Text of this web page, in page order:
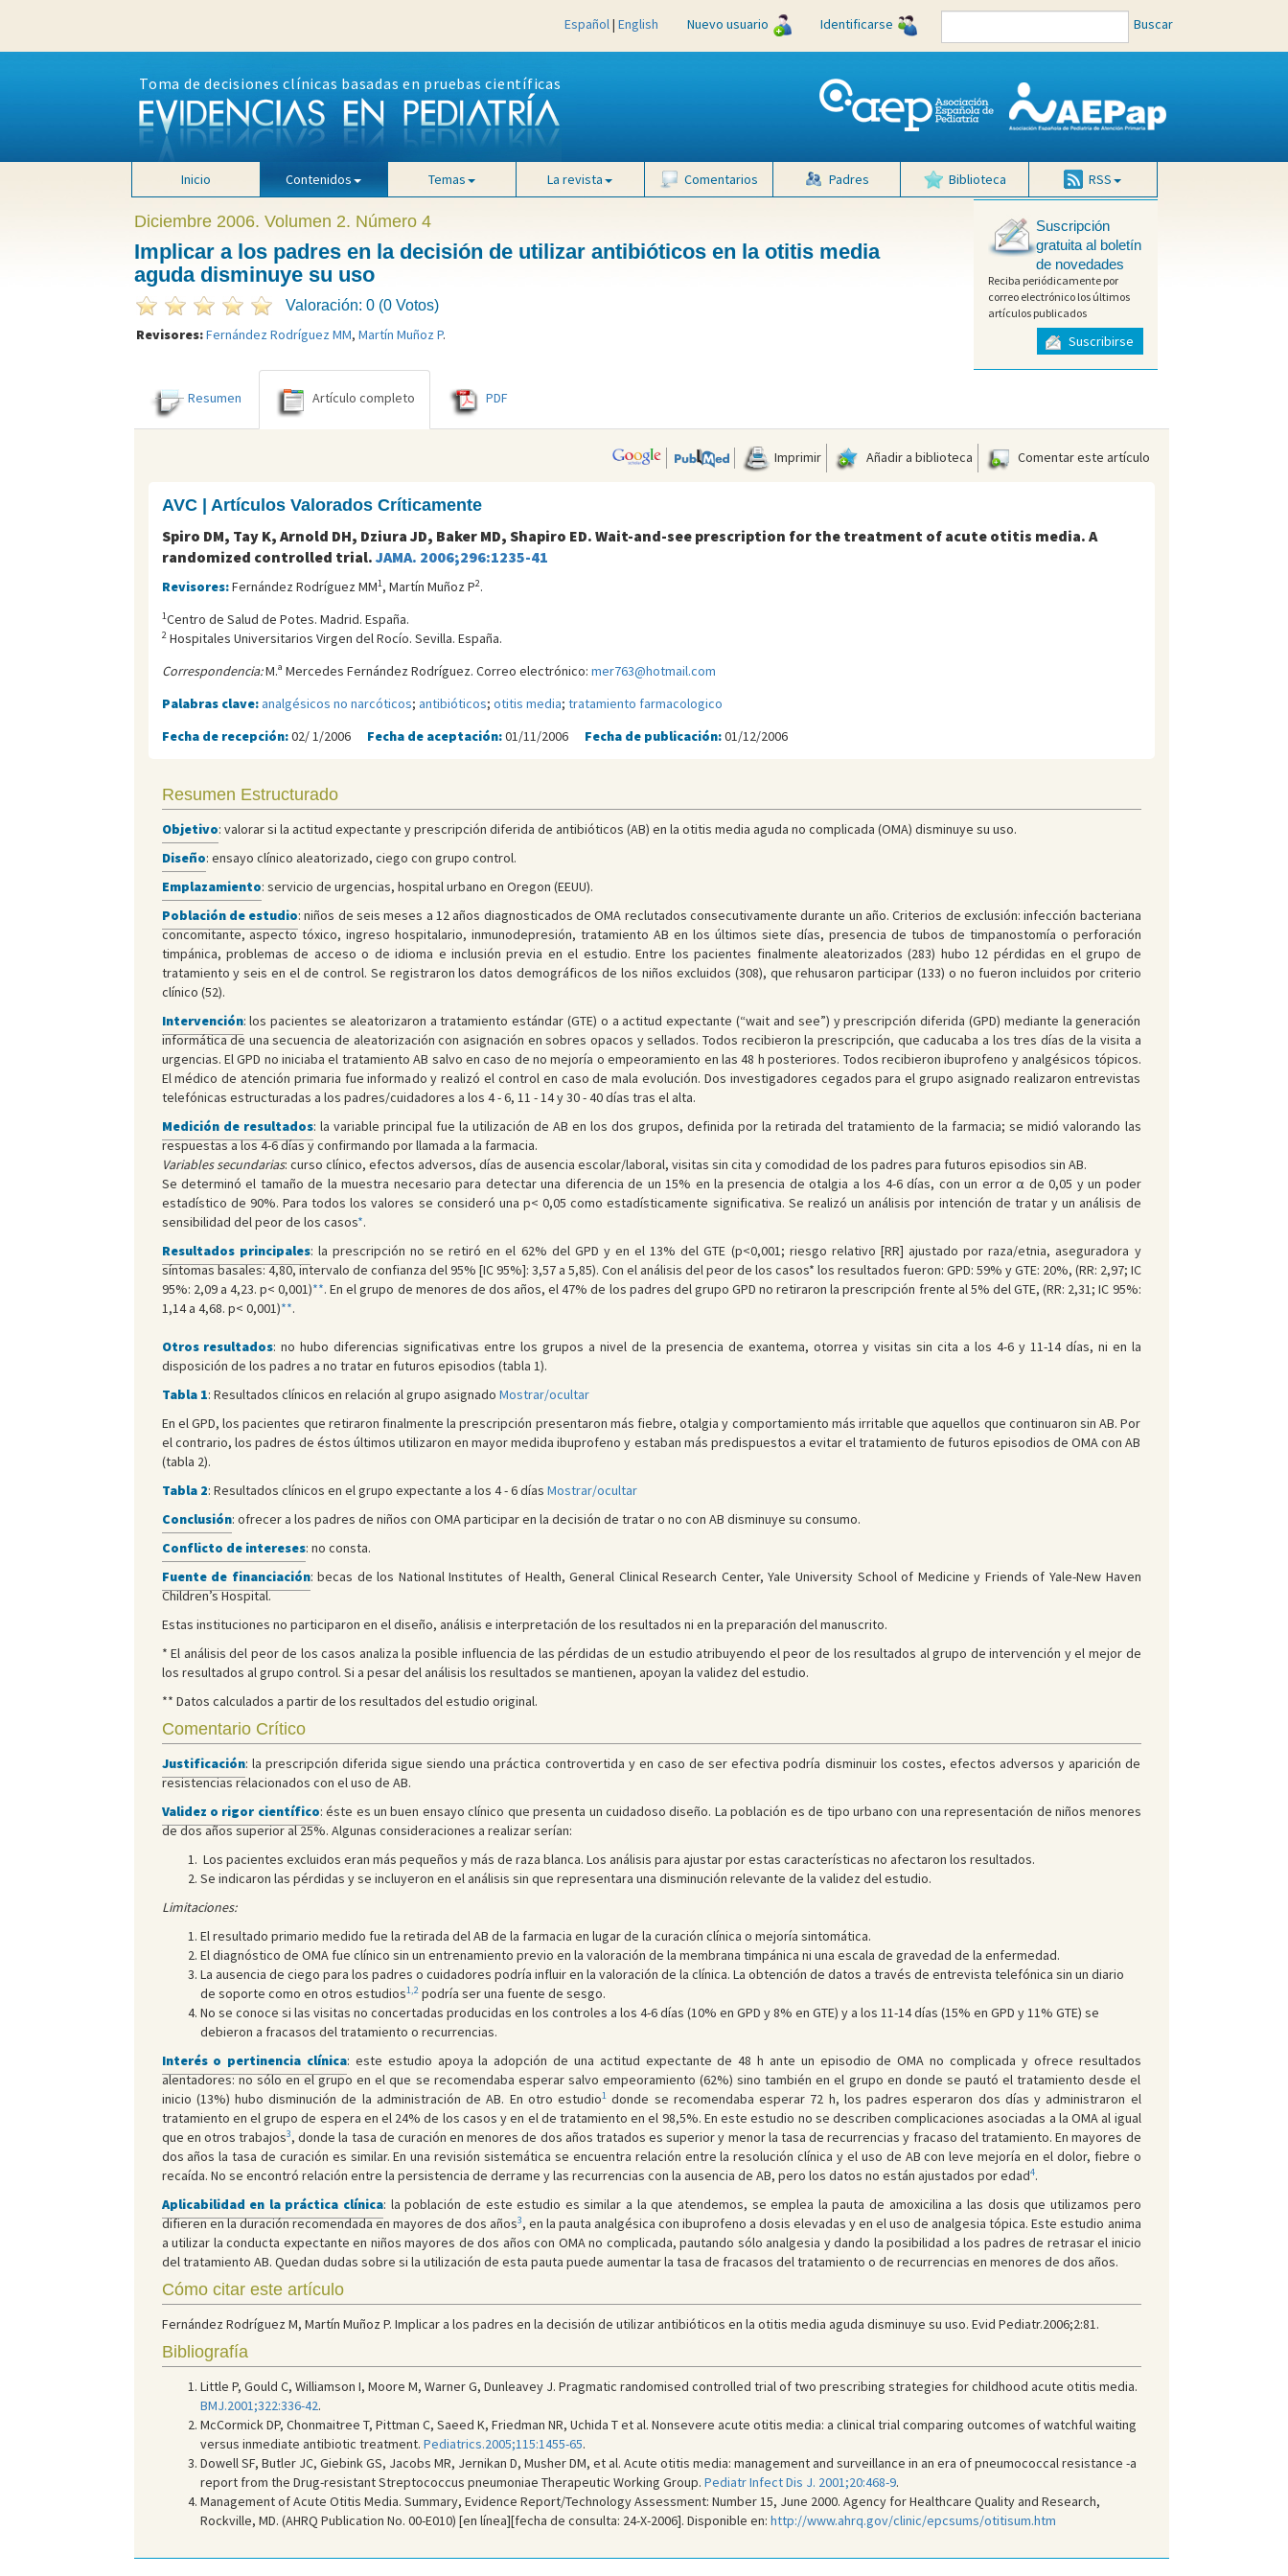
Español| English Nuevo usuario Identificarse Buscar
Toma de decisiones clínicas basadas en pruebas científicas
Inicio Contenidos Temas La revista Comentarios Padres Biblioteca RSS
Diciembre 2006. Volumen 2. Número 4
Implicar a los padres en la decisión de utilizar antibióticos en la otitis media
aguda disminuye su uso
Valoración: 0 (0 Votos)
Revisores:Fernández Rodríguez MM, Martín Muñoz P.
Suscripción
gratuita al boletín
de novedades
Reciba periódicamente por
correo electrónico los últimos
artículos publicados
Suscribirse
Resumen Artículo completo PDF
Imprimir Añadir a biblioteca Comentar este artículo
AVC | Artículos Valorados Críticamente
Spiro DM, Tay K, Arnold DH, Dziura JD, Baker MD, Shapiro ED. Wait-and-see prescription for the treatment of acute otitis media. A
randomized controlled trial. JAMA. 2006;296:1235-41
Revisores:Fernández Rodríguez MM1, Martín Muñoz P2.
1Centro de Salud de Potes. Madrid. España.
2Hospitales Universitarios Virgen del Rocí­o. Sevilla. España.
Correspondencia:M.ª Mercedes Fernández Rodríguez. Correo electrónico: mer763@hotmail.com
Palabras clave:analgésicos no narcóticos; antibióticos; otitis media; tratamiento farmacologico
Fecha de recepción:02/ 1/2006 Fecha de aceptación:01/11/2006 Fecha de publicación:01/12/2006
Resumen Estructurado
Objetivo: valorar si la actitud expectante y prescripción diferida de antibióticos (AB) en la otitis media aguda no complicada (OMA) disminuye su uso.
Diseño: ensayo clínico aleatorizado, ciego con grupo control.
Emplazamiento: servicio de urgencias, hospital urbano en Oregon (EEUU).
Población de estudio: niños de seis meses a 12 años diagnosticados de OMA reclutados consecutivamente durante un año. Criterios de exclusión: infección bacteriana
concomitante, aspecto tóxico, ingreso hospitalario, inmunodepresión, tratamiento AB en los últimos siete días, presencia de tubos de timpanostomía o perforación
timpánica, problemas de acceso o de idioma e inclusión previa en el estudio. Entre los pacientes finalmente aleatorizados (283) hubo 12 pérdidas en el grupo de
tratamiento y seis en el de control. Se registraron los datos demográficos de los niños excluidos (308), que rehusaron participar (133) o no fueron incluidos por criterio
clínico (52).
Intervención: los pacientes se aleatorizaron a tratamiento estándar (GTE) o a actitud expectante (“wait and see”) y prescripción diferida (GPD) mediante la generación
informática de una secuencia de aleatorización con asignación en sobres opacos y sellados. Todos recibieron la prescripción, que caducaba a los tres días de la visita a
urgencias. El GPD no iniciaba el tratamiento AB salvo en caso de no mejoría o empeoramiento en las 48 h posteriores. Todos recibieron ibuprofeno y analgésicos tópicos.
El médico de atención primaria fue informado y realizó el control en caso de mala evolución. Dos investigadores cegados para el grupo asignado realizaron entrevistas
telefónicas estructuradas a los padres/cuidadores a los 4 - 6, 11 - 14 y 30 - 40 días tras el alta.
Medición de resultados: la variable principal fue la utilización de AB en los dos grupos, definida por la retirada del tratamiento de la farmacia; se midió valorando las
respuestas a los 4-6 días y confirmando por llamada a la farmacia.
Variables secundarias: curso clínico, efectos adversos, días de ausencia escolar/laboral, visitas sin cita y comodidad de los padres para futuros episodios sin AB.
Se determinó el tamaño de la muestra necesario para detectar una diferencia de un 15% en la presencia de otalgia a los 4-6 días, con un error α de 0,05 y un poder
estadístico de 90%. Para todos los valores se consideró una p< 0,05 como estadísticamente significativa. Se realizó un análisis por intención de tratar y un análisis de
sensibilidad del peor de los casos*.
Resultados principales: la prescripción no se retiró en el 62% del GPD y en el 13% del GTE (p<0,001; riesgo relativo [RR] ajustado por raza/etnia, aseguradora y
síntomas basales: 4,80, intervalo de confianza del 95% [IC 95%]: 3,57 a 5,85). Con el análisis del peor de los casos* los resultados fueron: GPD: 59% y GTE: 20%, (RR: 2,97; IC
95%: 2,09 a 4,23. p< 0,001)**. En el grupo de menores de dos años, el 47% de los padres del grupo GPD no retiraron la prescripción frente al 5% del GTE, (RR: 2,31; IC 95%:
1,14 a 4,68. p< 0,001)**.
Otros resultados: no hubo diferencias significativas entre los grupos a nivel de la presencia de exantema, otorrea y visitas sin cita a los 4-6 y 11-14 días, ni en la
disposición de los padres a no tratar en futuros episodios (tabla 1).
Tabla 1: Resultados clínicos en relación al grupo asignado Mostrar/ocultar
En el GPD, los pacientes que retiraron finalmente la prescripción presentaron más fiebre, otalgia y comportamiento más irritable que aquellos que continuaron sin AB. Por
el contrario, los padres de éstos últimos utilizaron en mayor medida ibuprofeno y estaban más predispuestos a evitar el tratamiento de futuros episodios de OMA con AB
(tabla 2).
Tabla 2: Resultados clínicos en el grupo expectante a los 4 - 6 días Mostrar/ocultar
Conclusión: ofrecer a los padres de niños con OMA participar en la decisión de tratar o no con AB disminuye su consumo.
Conflicto de intereses: no consta.
Fuente de financiación: becas de los National Institutes of Health, General Clinical Research Center, Yale University School of Medicine y Friends of Yale-New Haven
Children’s Hospital.
Estas instituciones no participaron en el diseño, análisis e interpretación de los resultados ni en la preparación del manuscrito.
* El análisis del peor de los casos analiza la posible influencia de las pérdidas de un estudio atribuyendo el peor de los resultados al grupo de intervención y el mejor de
los resultados al grupo control. Si a pesar del análisis los resultados se mantienen, apoyan la validez del estudio.
** Datos calculados a partir de los resultados del estudio original.
Comentario Crítico
Justificación: la prescripción diferida sigue siendo una práctica controvertida y en caso de ser efectiva podría disminuir los costes, efectos adversos y aparición de
resistencias relacionados con el uso de AB.
Validez o rigor científico: éste es un buen ensayo clínico que presenta un cuidadoso diseño. La población es de tipo urbano con una representación de niños menores
de dos años superior al 25%. Algunas consideraciones a realizar serían:
Los pacientes excluidos eran más pequeños y más de raza blanca. Los análisis para ajustar por estas características no afectaron los resultados.
Se indicaron las pérdidas y se incluyeron en el análisis sin que representara una disminución relevante de la validez del estudio.
Limitaciones:
El resultado primario medido fue la retirada del AB de la farmacia en lugar de la curación clínica o mejoría sintomática.
El diagnóstico de OMA fue clínico sin un entrenamiento previo en la valoración de la membrana timpánica ni una escala de gravedad de la enfermedad.
La ausencia de ciego para los padres o cuidadores podría influir en la valoración de la clínica. La obtención de datos a través de entrevista telefónica sin un diario
de soporte como en otros estudios1,2podría ser una fuente de sesgo.
No se conoce si las visitas no concertadas producidas en los controles a los 4-6 días (10% en GPD y 8% en GTE) y a los 11-14 días (15% en GPD y 11% GTE) se
debieron a fracasos del tratamiento o recurrencias.
Interés o pertinencia clínica: este estudio apoya la adopción de una actitud expectante de 48 h ante un episodio de OMA no complicada y ofrece resultados
alentadores: no sólo en el grupo en el que se recomendaba esperar salvo empeoramiento (62%) sino también en el grupo en donde se pautó el tratamiento desde el
inicio (13%) hubo disminución de la administración de AB. En otro estudio1 donde se recomendaba esperar 72 h, los padres esperaron dos días y administraron el
tratamiento en el grupo de espera en el 24% de los casos y en el de tratamiento en el 98,5%. En este estudio no se describen complicaciones asociadas a la OMA al igual
que en otros trabajos3, donde la tasa de curación en menores de dos años tratados es superior y menor la tasa de recurrencias y fracaso del tratamiento. En mayores de
dos años la tasa de curación es similar. En una revisión sistemática se encuentra relación entre la resolución clínica y el uso de AB con leve mejoría en el dolor, fiebre o
recaída. No se encontró relación entre la persistencia de derrame y las recurrencias con la ausencia de AB, pero los datos no están ajustados por edad4.
Aplicabilidad en la práctica clínica: la población de este estudio es similar a la que atendemos, se emplea la pauta de amoxicilina a las dosis que utilizamos pero
difieren en la duración recomendada en mayores de dos años3, en la pauta analgésica con ibuprofeno a dosis elevadas y en el uso de analgesia tópica. Este estudio anima
a utilizar la conducta expectante en niños mayores de dos años con OMA no complicada, pautando sólo analgesia y dando la posibilidad a los padres de retrasar el inicio
del tratamiento AB. Quedan dudas sobre si la utilización de esta pauta puede aumentar la tasa de fracasos del tratamiento o de recurrencias en menores de dos años.
Cómo citar este artículo
Fernández Rodríguez M, Martín Muñoz P. Implicar a los padres en la decisión de utilizar antibióticos en la otitis media aguda disminuye su uso. Evid Pediatr.2006;2:81.
Bibliografía
Little P, Gould C, Williamson I, Moore M, Warner G, Dunleavey J. Pragmatic randomised controlled trial of two prescribing strategies for childhood acute otitis media.
BMJ.2001;322:336-42.
McCormick DP, Chonmaitree T, Pittman C, Saeed K, Friedman NR, Uchida T et al. Nonsevere acute otitis media: a clinical trial comparing outcomes of watchful waiting
versus inmediate antibiotic treatment. Pediatrics.2005;115:1455-65.
Dowell SF, Butler JC, Giebink GS, Jacobs MR, Jernikan D, Musher DM, et al. Acute otitis media: management and surveillance in an era of pneumococcal resistance -a
report from the Drug-resistant Streptococcus pneumoniae Therapeutic Working Group. Pediatr Infect Dis J. 2001;20:468-9.
Management of Acute Otitis Media. Summary, Evidence Report/Technology Assessment: Number 15, June 2000. Agency for Healthcare Quality and Research,
Rockville, MD. (AHRQ Publication No. 00-E010) [en línea][fecha de consulta: 24-X-2006]. Disponible en: http://www.ahrq.gov/clinic/epcsums/otitisum.htm